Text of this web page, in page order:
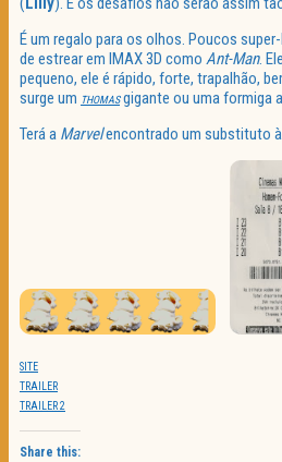
É um regalo para os olhos. Poucos
de estrear em IMAX 3D como Ant-Man.
pequeno, ele é rápido, forte, trapalhão,
surge um THOMAS gigante ou uma formiga
Terá a Marvelencontrado um substituto
SITE
TRAILER
TRAILER 2
Share this: